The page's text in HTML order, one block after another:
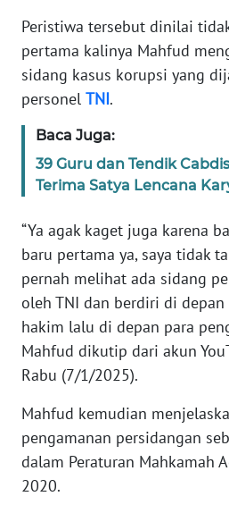
Peristiwa tersebut dinilai
pertama kalinya Mahfud
sidang kasus korupsi yang
personel TNI.
Baca Juga:
39 Guru dan Tendik
Terima Satya Lencana
“Ya agak kaget juga karena
baru pertama ya, saya tidak
pernah melihat ada sidang
oleh TNI dan berdiri di
hakim lalu di depan para
Mahfud dikutip dari akun
Rabu (7/1/2025).
Mahfud kemudian
pengamanan persidangan
dalam Peraturan Mahkamah
2020.
KAMI
INFO
TENTANG
KAMI
MEDIA
SIBER
REDAKSI
KARIR
DISCLAIMER
News
Regional